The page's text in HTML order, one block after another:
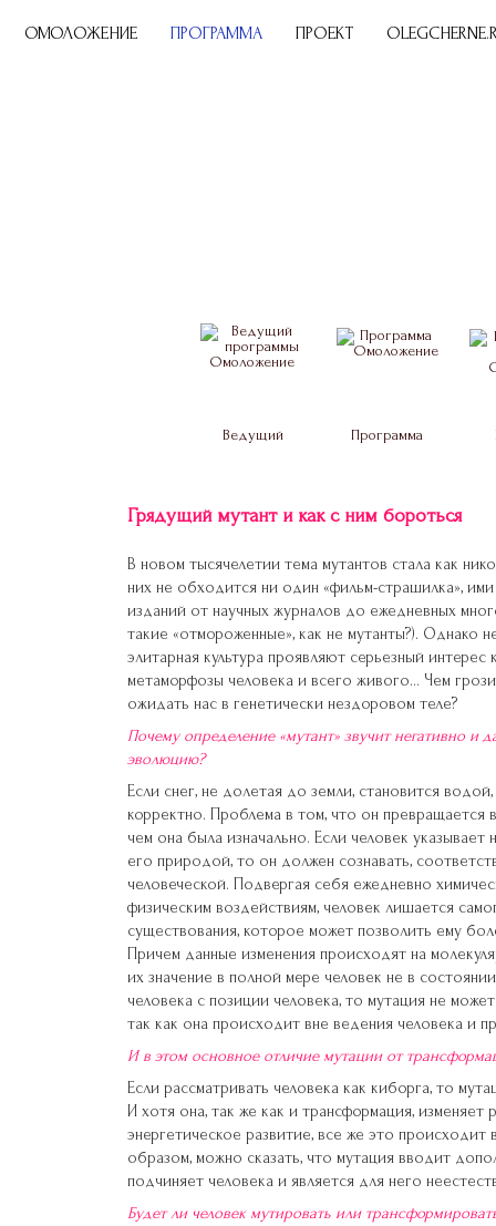
ОМОЛОЖЕНИЕ ПРОГРАММА ПРОЕКТ
Ведущий Программа
Грядущий мутант и как с ним бороться
В новом тысячелетии тема мутантов стала как
них не обходится ни один «фильм-страшилка»,
изданий от научных журналов до ежедневных
такие «отмороженные», как не мутанты?). Однако
элитарная культура проявляют серьезный
метаморфозы человека и всего живого… Чем
ожидать нас в генетически нездоровом теле?
Почему определение «мутант» звучит негативно и
эволюцию?
Если снег, не долетая до земли, становится
корректно. Проблема в том, что он превращается
чем она была изначально. Если человек
его природой, то он должен сознавать,
человеческой. Подвергая себя ежедневно
физическим воздействиям, человек лишается
существования, которое может позволить ему
Причем данные изменения происходят на
их значение в полной мере человек не в
человека с позиции человека, то мутация не
так как она происходит вне ведения человека и
И в этом основное отличие мутации от
Если рассматривать человека как киборга, то
И хотя она, так же как и трансформация,
энергетическое развитие, все же это происходит
образом, можно сказать, что мутация вводит
подчиняет человека и является для него
Будет ли человек мутировать или